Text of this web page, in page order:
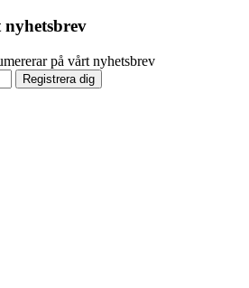
på vårt nyhetsbrev
Registrera dig